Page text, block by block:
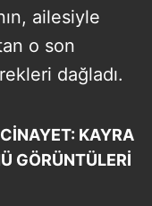
ailesiyle
o son
dağladı.
KAYRA
GÖRÜNTÜLERİ